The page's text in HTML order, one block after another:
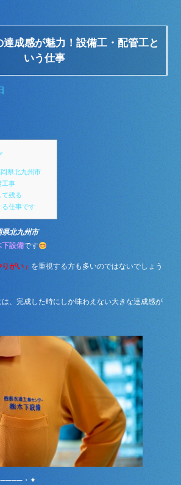
達成感が魅力！設備工・配管工と
いう仕事
]
県北九州市
工事
て残る
る仕事です
県北九州市
下設備です
りがい」 を重視する方も多いのではないでしょう
、完成した時にしか味わえない大きな達成感が
・✦